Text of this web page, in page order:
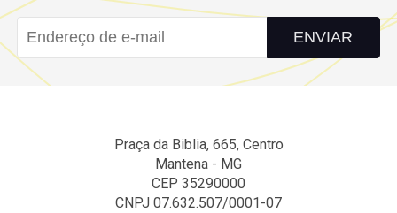
ENVIAR
Praça da Biblia, 665, Centro
Mantena - MG
CEP 35290000
CNPJ 07.632.507/0001-07